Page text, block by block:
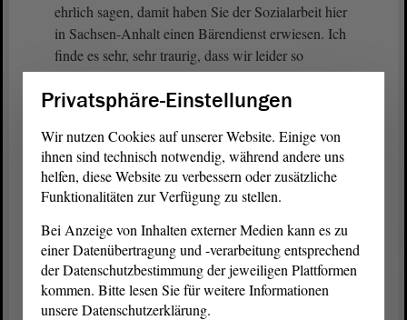
ehrlich sagen, damit haben Sie der Sozialarbeit hier
in Sachsen-Anhalt einen Bärendienst erwiesen. Ich
finde es sehr, sehr traurig, dass wir leider so
abschließen müssen, zumal wir uns fünf Jahre lang
über die Wichtigkeit, Notwendigkeit der
Finanzausschuss, der aus meiner Sicht hierbei eine
Arbeitsverweigerung hat vollziehen lassen.
(Kristin Heiß, Die Linke: Ja!)
Vielen Dank für Ihre Aufmerksamkeit.
(Zustimmung bei der Linken)
Privatsphäre-Einstellungen
Wir nutzen Cookies auf unserer Website. Einige von
ihnen sind technisch notwendig, während andere uns
helfen, diese Website zu verbessern oder zusätzliche
Funktionalitäten zur Verfügung zu stellen.
Bei Anzeige von Inhalten externer Medien kann es zu
einer Datenübertragung und -verarbeitung entsprechend
der Datenschutzbestimmung der jeweiligen Plattformen
kommen. Bitte lesen Sie für weitere Informationen
unsere Datenschutzerklärung.